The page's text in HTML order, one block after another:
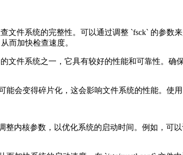
文件系统的完整性。可以通过调整 `fsck` 的参数
而加快检查速度。
文件系统之一，它具有较好的性能和可靠性。
会变得碎片化，这会影响文件系统的性能。使
内核参数，以优化系统的启动时间。例如，可以